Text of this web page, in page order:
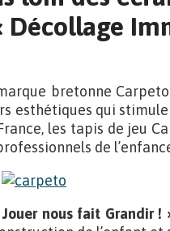
Décollage
bretonne
esthétiques qui
les tapis de jeu
de
nous fait Grandir !